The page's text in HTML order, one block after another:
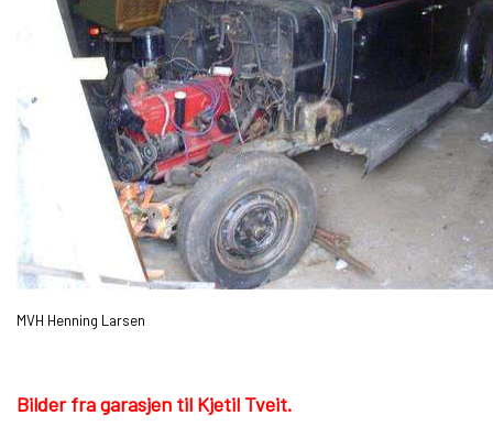
MVH Henning Larsen
Bilder fra garasjen til Kjetil Tveit.